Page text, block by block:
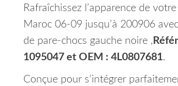
Rafraîchissez l’apparence de
Maroc 06-09 jusqu’à 200906
de pare-chocs gauche noire ,
1095047 et OEM : 4L0807681.
Conçue pour s’intégrer